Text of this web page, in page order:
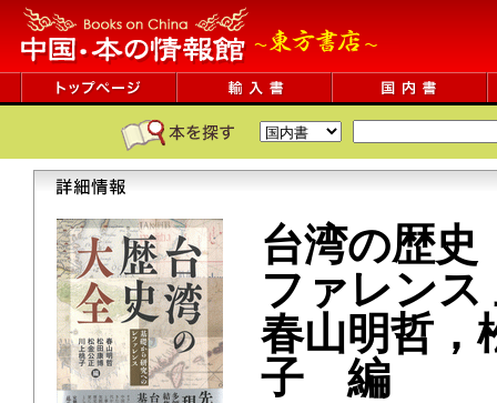
台湾の歴
ファレンス
春山明哲，
子 編